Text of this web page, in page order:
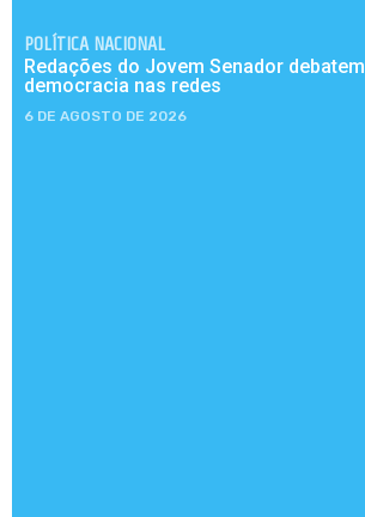
POLÍTICA NACIONAL
Redações do Jovem Senador debatem
democracia nas redes
6 DE AGOSTO DE 2026